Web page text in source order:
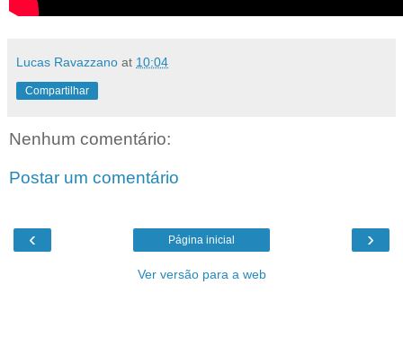
Lucas Ravazzano at 10:04
Compartilhar
Nenhum comentário:
Postar um comentário
‹ ›
Página inicial
Ver versão para a web